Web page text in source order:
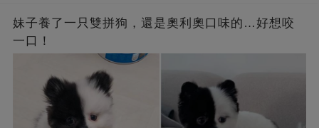
妹子養了一只雙拼狗，還是奧利奧口味的…好想咬
一口！